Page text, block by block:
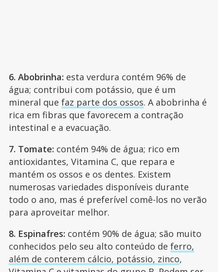
6. Abobrinha: esta verdura contém 96% de
água; contribui com potássio, que é um
mineral que faz parte dos ossos. A abobrinha é
rica em fibras que favorecem a contração
intestinal e a evacuação.
7. Tomate: contém 94% de água; rico em
antioxidantes, Vitamina C, que repara e
mantém os ossos e os dentes. Existem
numerosas variedades disponíveis durante
todo o ano, mas é preferível comê-los no verão
para aproveitar melhor.
8. Espinafres: contém 90% de água; são muito
conhecidos pelo seu alto conteúdo de ferro,
além de conterem cálcio, potássio, zinco,